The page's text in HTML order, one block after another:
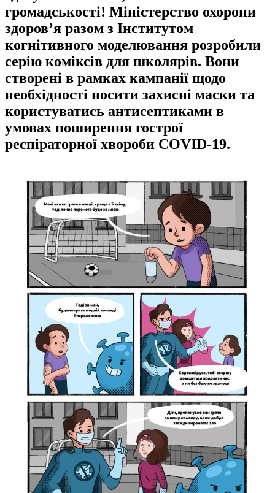
громадськості! Міністерство охорони
здоров’я разом з Інститутом
когнітивного моделювання розробили
серію коміксів для школярів. Вони
створені в рамках кампанії щодо
необхідності носити захисні маски та
користуватись антисептиками в
умовах поширення гострої
респіраторної хвороби COVID-19.